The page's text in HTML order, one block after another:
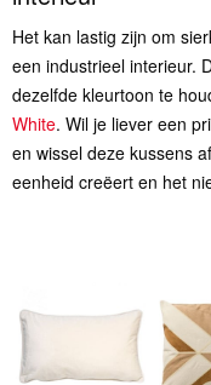
Het kan lastig zijn om
een industrieel interieur.
dezelfde kleurtoon te
White. Wil je liever een
en wissel deze kussens
eenheid creëert en het